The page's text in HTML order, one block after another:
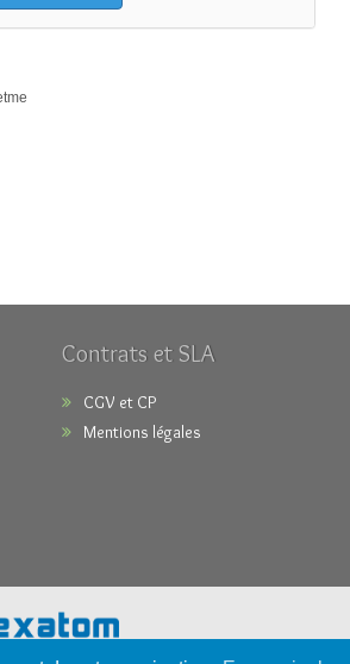
Contrats et SLA
CGV et CP
Mentions légales